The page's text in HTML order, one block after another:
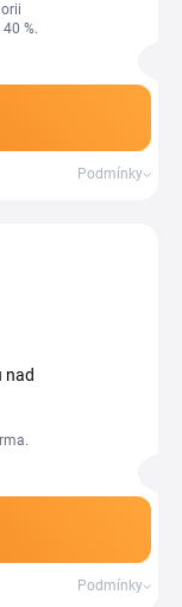
%.
Podmínky
nad
Podmínky